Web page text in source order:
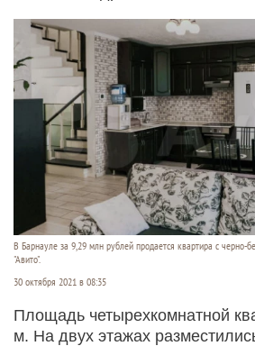
В Барнауле за 9,29 млн рублей продается квартира с черно-
"Авито".
30 октября 2021 в 08:35
Площадь четырехкомнатной
м. На двух этажах